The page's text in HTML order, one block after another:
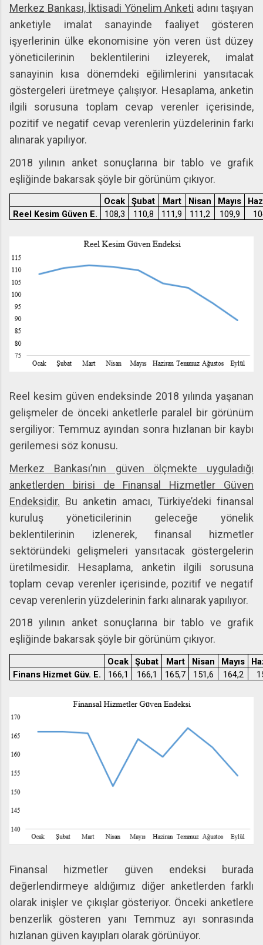
Merkez Bankası, İktisadi Yönelim Anketi adını taşıyan
anketiyle imalat sanayinde faaliyet gösteren
işyerlerinin ülke ekonomisine yön veren üst düzey
yöneticilerinin beklentilerini izleyerek, imalat
sanayinin kısa dönemdeki eğilimlerini yansıtacak
göstergeleri üretmeye çalışıyor. Hesaplama, anketin
ilgili sorusuna toplam cevap verenler içerisinde,
pozitif ve negatif cevap verenlerin yüzdelerinin farkı
alınarak yapılıyor.
2018 yılının anket sonuçlarına bir tablo ve grafik
eşliğinde bakarsak şöyle bir görünüm çıkıyor.
Ocak Şubat Mart Nisan Mayıs
Reel Kesim Güven E.
108,3 110,8 111,9 111,2 109,9
Reel kesim güven endeksinde 2018 yılında yaşanan
gelişmeler de önceki anketlerle paralel bir görünüm
sergiliyor: Temmuz ayından sonra hızlanan bir kaybı
gerilemesi söz konusu.
Merkez Bankası’nın güven ölçmekte uyguladığı
anketlerden birisi de Finansal Hizmetler Güven
Endeksidir. Bu anketin amacı, Türkiye’deki finansal
kuruluş yöneticilerinin geleceğe yönelik
beklentilerinin izlenerek, finansal hizmetler
sektöründeki gelişmeleri yansıtacak göstergelerin
üretilmesidir. Hesaplama, anketin ilgili sorusuna
toplam cevap verenler içerisinde, pozitif ve negatif
cevap verenlerin yüzdelerinin farkı alınarak yapılıyor.
2018 yılının anket sonuçlarına bir tablo ve grafik
eşliğinde bakarsak şöyle bir görünüm çıkıyor.
Ocak Şubat Mart Nisan Mayıs
Finans Hizmet Güv. E.
166,1 166,1 165,7 151,6 164,2
Finansal hizmetler güven endeksi burada
değerlendirmeye aldığımız diğer anketlerden farklı
olarak inişler ve çıkışlar gösteriyor. Önceki anketlere
benzerlik gösteren yanı Temmuz ayı sonrasında
hızlanan güven kayıpları olarak görünüyor.